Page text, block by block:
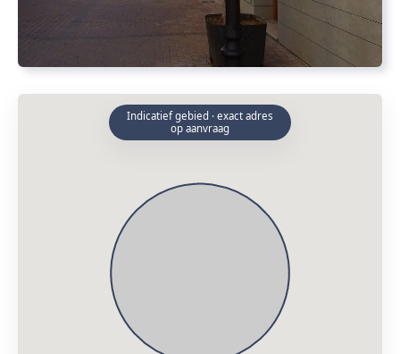
Indicatief gebied · exact adres
op aanvraag